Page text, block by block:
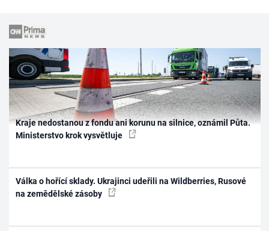
Kraje nedostanou z fondu ani korunu na silnice, oznámil Půta.
Ministerstvo krok vysvětluje
Válka o hořící sklady. Ukrajinci udeřili na Wildberries, Rusové
na zemědělské zásoby